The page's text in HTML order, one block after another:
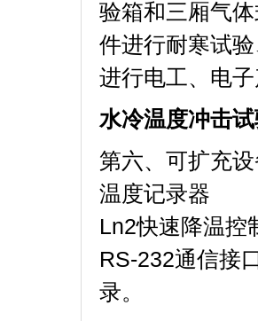
验箱和三厢气体
件进行耐寒试验
进行电工、电
水冷温度冲击
第六、可扩充
温度记录器
Ln2快速降温控
RS-232通信接
录。